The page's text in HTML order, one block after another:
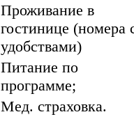
Проживание в
гостинице (номера
удобствами)
Питание по
программе;
Мед. страховка.